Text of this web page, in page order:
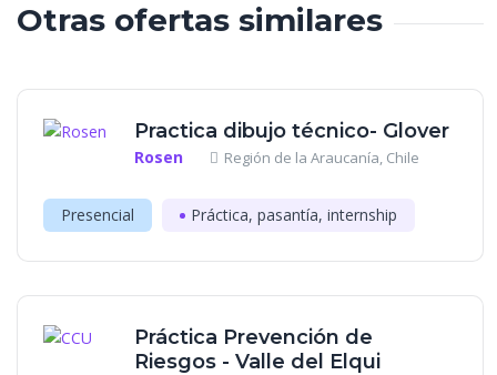
Otras ofertas similares
Practica dibujo técnico- Glover
Rosen Región de la Araucanía, Chile
Presencial Práctica, pasantía, internship
Práctica Prevención de
Riesgos - Valle del Elqui